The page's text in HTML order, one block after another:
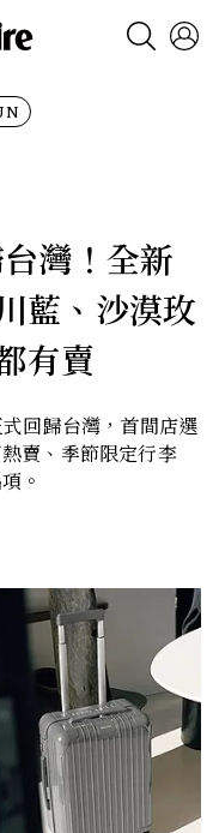
灣！全新
藍、沙漠玫
有賣
回歸台灣，首間店選
賣、季節限定行李
。